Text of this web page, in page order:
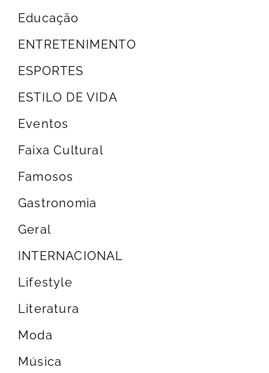
Educação
ENTRETENIMENTO
ESPORTES
ESTILO DE VIDA
Eventos
Faixa Cultural
Famosos
Gastronomia
Geral
INTERNACIONAL
Lifestyle
Literatura
Moda
Música